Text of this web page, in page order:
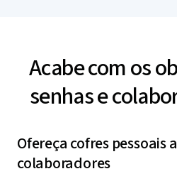
Acabe com os
senhas e
Ofereça cofres pessoais
colaboradores